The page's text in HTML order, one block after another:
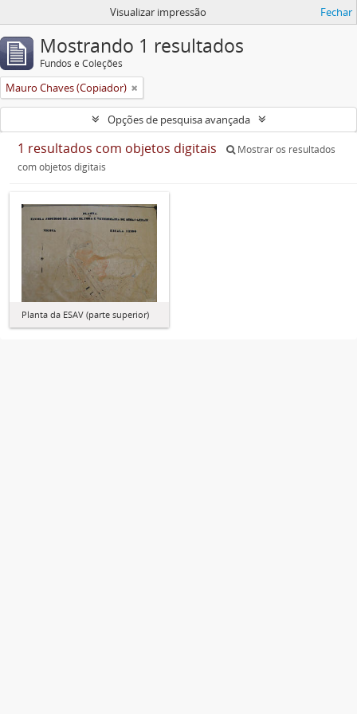
Visualizar impressão Fechar
Mostrando 1 resultados
Fundos e Coleções
Mauro Chaves (Copiador)
Opções de pesquisa avançada
1 resultados com objetos digitais
Mostrar os resultados
com objetos digitais
Planta da ESAV (parte superior)